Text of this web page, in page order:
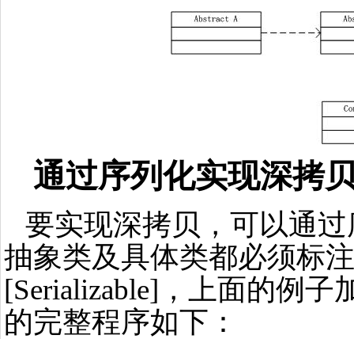
通过序列化实现深拷
要实现深拷贝，可以通
抽象类及具体类都必须标
[Serializable]，上面的例子
的完整程序如下：